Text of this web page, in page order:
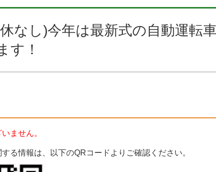
なし)今年は最新式の自動運転
す！
ません。
る情報は、以下のQRコードよりご確認ください。